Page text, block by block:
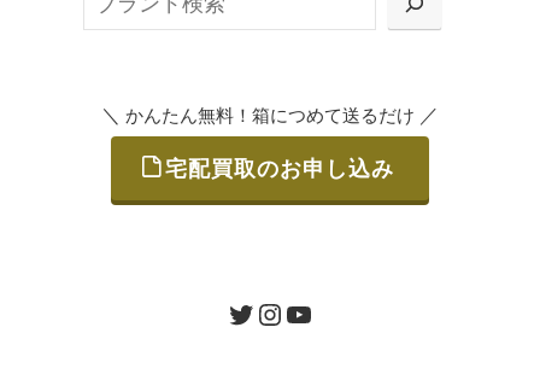
または梱包材不要の「集荷申込」からお選び
ご発送
＼ かんたん無料！箱につめて送るだけ ／
宅配買取のお申し込み
ツイッターインスタグラムユーチューブ